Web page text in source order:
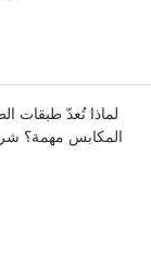
لماذا تُعدّ طبقات
المكابس مهمة؟